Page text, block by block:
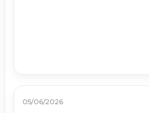
05/06/2026